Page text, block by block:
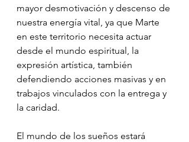
mayor desmotivación y descenso de
nuestra energía vital, ya que Marte
en este territorio necesita actuar
desde el mundo espiritual, la
expresión artística, también
defendiendo acciones masivas y en
trabajos vinculados con la entrega y
la caridad.
El mundo de los sueños estará